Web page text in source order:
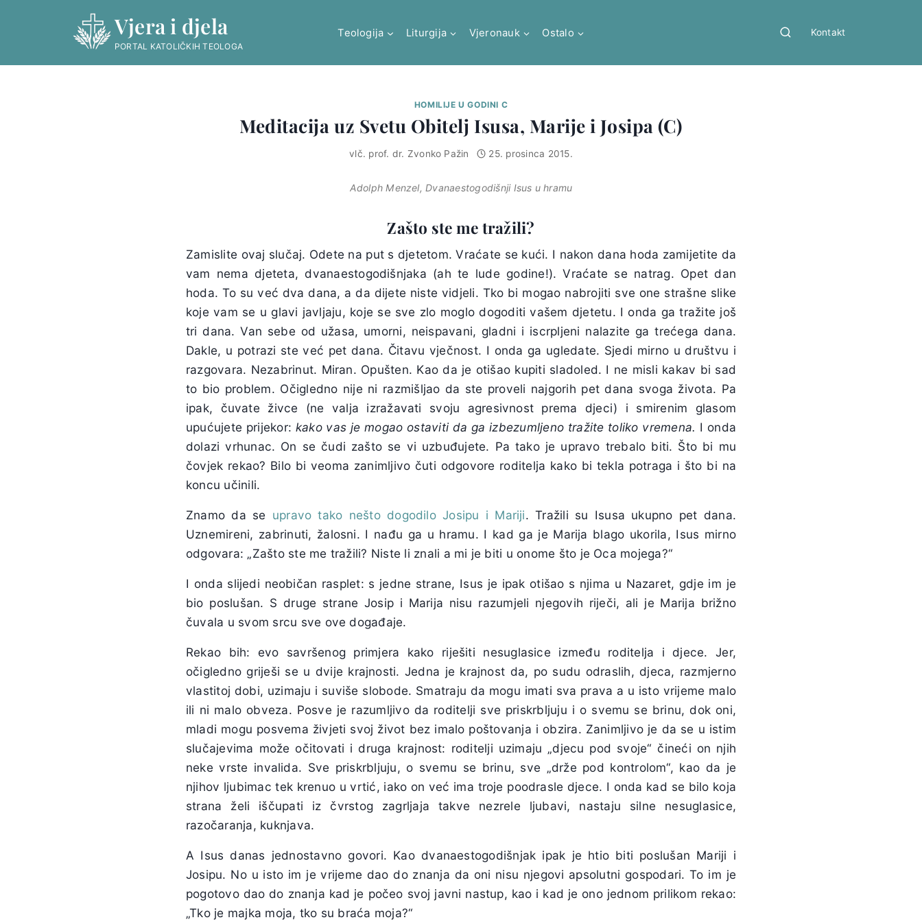
Vjera i djela
PORTAL KATOLIČKIH TEOLOGA
Teologija Liturgija Vjeronauk Ostalo Kontakt
HOMILIJE U GODINI C
Meditacija uz Svetu Obitelj Isusa, Marije i Josipa (C)
vlč. prof. dr. Zvonko Pažin 25. prosinca 2015.
Adolph Menzel, Dvanaestogodišnji Isus u hramu
Zašto ste me tražili?
Zamislite ovaj slučaj. Odete na put s djetetom. Vraćate se kući. I nakon dana hoda zamijetite da
vam nema djeteta, dvanaestogodišnjaka (ah te lude godine!). Vraćate se natrag. Opet dan
hoda. To su već dva dana, a da dijete niste vidjeli. Tko bi mogao nabrojiti sve one strašne slike
koje vam se u glavi javljaju, koje se sve zlo moglo dogoditi vašem djetetu. I onda ga tražite još
tri dana. Van sebe od užasa, umorni, neispavani, gladni i iscrpljeni nalazite ga trećega dana.
Dakle, u potrazi ste već pet dana. Čitavu vječnost. I onda ga ugledate. Sjedi mirno u društvu i
razgovara. Nezabrinut. Miran. Opušten. Kao da je otišao kupiti sladoled. I ne misli kakav bi sad
to bio problem. Očigledno nije ni razmišljao da ste proveli najgorih pet dana svoga života. Pa
ipak, čuvate živce (ne valja izražavati svoju agresivnost prema djeci) i smirenim glasom
upućujete prijekor: kako vas je mogao ostaviti da ga izbezumljeno tražite toliko vremena. I onda
dolazi vrhunac. On se čudi zašto se vi uzbuđujete. Pa tako je upravo trebalo biti. Što bi mu
čovjek rekao? Bilo bi veoma zanimljivo čuti odgovore roditelja kako bi tekla potraga i što bi na
koncu učinili.
Znamo da se upravo tako nešto dogodilo Josipu i Mariji. Tražili su Isusa ukupno pet dana.
Uznemireni, zabrinuti, žalosni. I nađu ga u hramu. I kad ga je Marija blago ukorila, Isus mirno
odgovara: „Zašto ste me tražili? Niste li znali a mi je biti u onome što je Oca mojega?“
I onda slijedi neobičan rasplet: s jedne strane, Isus je ipak otišao s njima u Nazaret, gdje im je
bio poslušan. S druge strane Josip i Marija nisu razumjeli njegovih riječi, ali je Marija brižno
čuvala u svom srcu sve ove događaje.
Rekao bih: evo savršenog primjera kako riješiti nesuglasice između roditelja i djece. Jer,
očigledno griješi se u dvije krajnosti. Jedna je krajnost da, po sudu odraslih, djeca, razmjerno
vlastitoj dobi, uzimaju i suviše slobode. Smatraju da mogu imati sva prava a u isto vrijeme malo
ili ni malo obveza. Posve je razumljivo da roditelji sve priskrbljuju i o svemu se brinu, dok oni,
mladi mogu posvema živjeti svoj život bez imalo poštovanja i obzira. Zanimljivo je da se u istim
slučajevima može očitovati i druga krajnost: roditelji uzimaju „djecu pod svoje“ čineći on njih
neke vrste invalida. Sve priskrbljuju, o svemu se brinu, sve „drže pod kontrolom“, kao da je
njihov ljubimac tek krenuo u vrtić, iako on već ima troje poodrasle djece. I onda kad se bilo koja
strana želi iščupati iz čvrstog zagrljaja takve nezrele ljubavi, nastaju silne nesuglasice,
razočaranja, kuknjava.
A Isus danas jednostavno govori. Kao dvanaestogodišnjak ipak je htio biti poslušan Mariji i
Josipu. No u isto im je vrijeme dao do znanja da oni nisu njegovi apsolutni gospodari. To im je
pogotovo dao do znanja kad je počeo svoj javni nastup, kao i kad je ono jednom prilikom rekao:
„Tko je majka moja, tko su braća moja?“